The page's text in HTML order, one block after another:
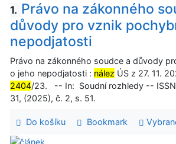
1. Právo na zákonného
důvody pro vznik
nepodjatosti
Právo na zákonného soudce a důvody
o jeho nepodjatosti : nález ÚS z 27. 11.
2404/23. -- In: Soudní rozhledy --
31, (2025), č. 2, s. 51.
Do košíku Bookmark